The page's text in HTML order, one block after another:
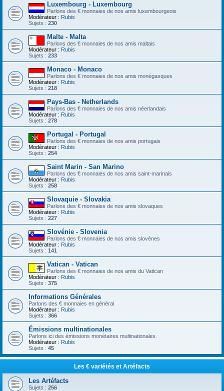
Luxembourg - Luxembourg
Parlons des € monnaies de nos amis luxembourgeois
Modérateur : Rubis
Sujets : 230
Malte - Malta
Parlons des € monnaies de nos amis maltais
Modérateur : Rubis
Sujets : 233
Monaco - Monaco
Parlons des € monnaies de nos amis monégasques
Modérateur : Rubis
Sujets : 218
Pays-Bas - Netherlands
Parlons des € monnaies de nos amis néerlandais
Modérateur : Rubis
Sujets : 278
Portugal - Portugal
Parlons des € monnaies de nos amis portugais
Modérateur : Rubis
Sujets : 254
Saint Marin - San Marino
Parlons des € monnaies de nos amis saint-marinais
Modérateur : Rubis
Sujets : 258
Slovaquie - Slovakia
Parlons des € monnaies de nos amis slovaques
Modérateur : Rubis
Sujets : 227
Slovénie - Slovenia
Parlons des € monnaies de nos amis slovènes
Modérateur : Rubis
Sujets : 141
Vatican - Vatican
Parlons des € monnaies de nos amis du Vatican
Modérateur : Rubis
Sujets : 375
Informations Générales
Parlons des € monnaies en général
Modérateur : Rubis
Sujets : 366
Émissions multinationales
Parlons ici des émissions monétaires multinationales.
Modérateur : Rubis
Sujets : 45
Les € variétés et Artéfacts
Les Artéfacts
Sujets : 256